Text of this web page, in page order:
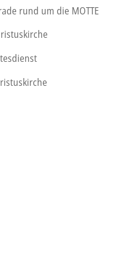
rund um die MOTTE